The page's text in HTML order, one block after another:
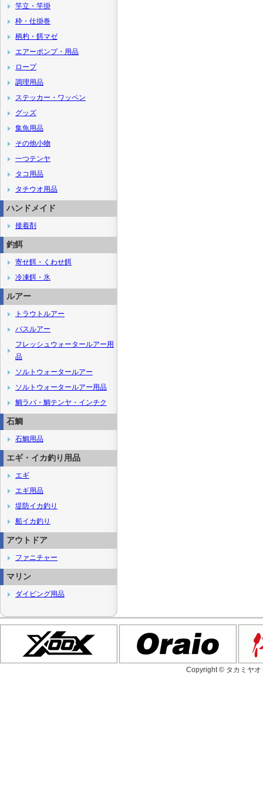
竿立・竿掛
枠・仕掛巻
柄杓・餌マゼ
エアーポンプ・用品
ロープ
調理用品
ステッカー・ワッペン
グッズ
集魚用品
その他小物
一つテンヤ
タコ用品
タチウオ用品
ハンドメイド
接着剤
釣餌
寄せ餌・くわせ餌
冷凍餌・氷
ルアー
トラウトルアー
バスルアー
フレッシュウォータールアー用
品
ソルトウォータールアー
ソルトウォータールアー用品
鯛ラバ・鯛テンヤ・インチク
石鯛
石鯛用品
エギ・イカ釣り用品
エギ
エギ用品
堤防イカ釣り
船イカ釣り
アウトドア
ファニチャー
マリン
ダイビング用品
Copyright © タカミヤ